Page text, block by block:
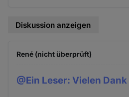
Diskussion anzeigen
René (nicht überprüft)
@Ein Leser: Vielen